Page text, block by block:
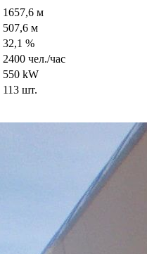
1657,6 м
507,6 м
32,1 %
2400 чел./час
550 kW
113 шт.